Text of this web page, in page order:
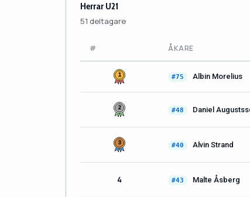
Herrar U21
51 deltagare
# ÅKARE
#75 Albin Morelius
#48 Daniel
#40 Alvin Strand
4 #43 Malte Åsberg